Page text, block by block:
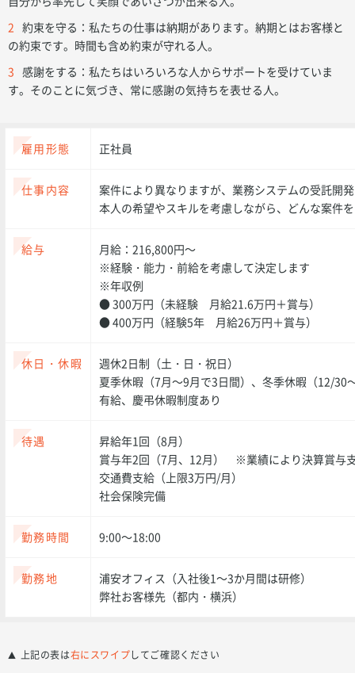
2 約束を守る：私たちの仕事は納期があります。納期とはお客様と
の約束です。時間も含め約束が守れる人。
3 感謝をする：私たちはいろいろな人からサポートを受けていま
す。そのことに気づき、常に感謝の気持ちを表せる人。
雇用形態 正社員
仕事内容
案件により異なりますが、業務システムの受託開
本人の希望やスキルを考慮しながら、どんな案件
給与
月給：216,800円～
※経験・能力・前給を考慮して決定します
※年収例
● 300万円（未経験 月給21.6万円＋賞与）
● 400万円（経験5年 月給26万円＋賞与）
休日・休暇
週休2日制（土・日・祝日）
夏季休暇（7月～9月で3日間）、冬季休暇（12/30
有給、慶弔休暇制度あり
待遇
昇給年1回（8月）
賞与年2回（7月、12月） ※業績により決算賞与
交通費支給（上限3万円/月）
社会保険完備
勤務時間 9:00～18:00
勤務地
浦安オフィス（入社後1～3か月間は研修）
弊社お客様先（都内・横浜）
▲ 上記の表は右にスワイプしてご確認ください